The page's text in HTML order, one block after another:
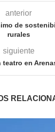
anterior
de
rurales
siguiente
en